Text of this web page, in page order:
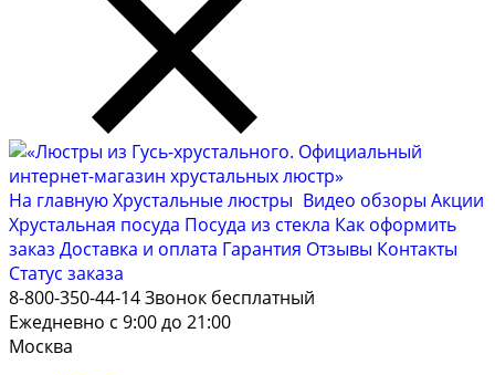
На главнуюХрустальные люстры Видео обзоры Акции
Хрустальная посуда Посуда из стекла Как оформить
заказ Доставка и оплата Гарантия Отзывы Контакты
Cтатус заказа
8-800-350-44-14Звонок бесплатный
Ежедневно с 9:00 до 21:00
Москва